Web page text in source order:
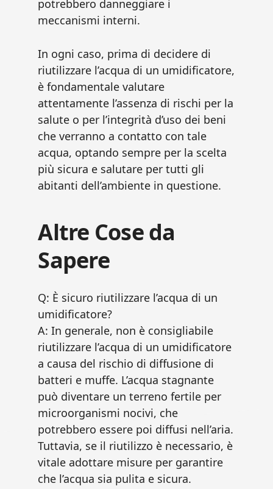
potrebbero danneggiare i
meccanismi interni.
In ogni caso, prima di decidere di
riutilizzare l’acqua di un umidificatore,
è fondamentale valutare
attentamente l’assenza di rischi per la
salute o per l’integrità d’uso dei beni
che verranno a contatto con tale
acqua, optando sempre per la scelta
più sicura e salutare per tutti gli
abitanti dell’ambiente in questione.
Altre Cose da
Sapere
Q: È sicuro riutilizzare l’acqua di un
umidificatore?
A: In generale, non è consigliabile
riutilizzare l’acqua di un umidificatore
a causa del rischio di diffusione di
batteri e muffe. L’acqua stagnante
può diventare un terreno fertile per
microorganismi nocivi, che
potrebbero essere poi diffusi nell’aria.
Tuttavia, se il riutilizzo è necessario, è
vitale adottare misure per garantire
che l’acqua sia pulita e sicura.